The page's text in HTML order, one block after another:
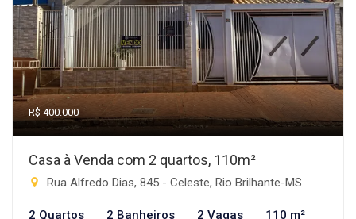
R$ 400.000
Casa à Venda com 2 quartos, 110m²
Rua Alfredo Dias, 845 - Celeste, Rio Brilhante-MS
2 Quartos 2 Banheiros 2 Vagas 110 m²